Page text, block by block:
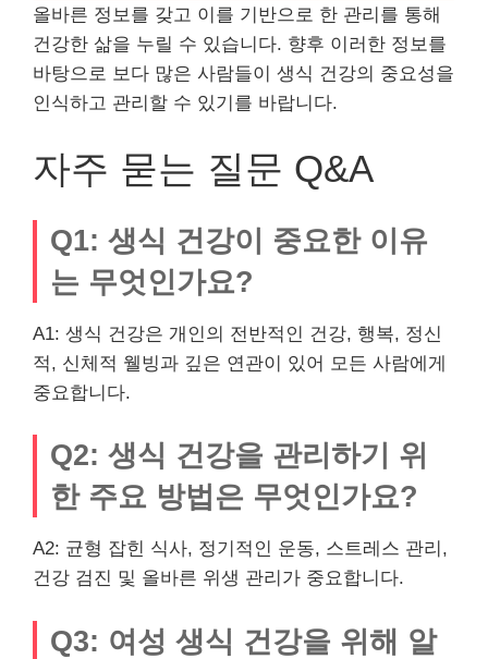
올바른 정보를 갖고 이를 기반으로 한 관리를 통해
건강한 삶을 누릴 수 있습니다. 향후 이러한 정보를
바탕으로 보다 많은 사람들이 생식 건강의 중요성을
인식하고 관리할 수 있기를 바랍니다.
자주 묻는 질문 Q&A
Q1: 생식 건강이 중요한 이유
는 무엇인가요?
A1: 생식 건강은 개인의 전반적인 건강, 행복, 정신
적, 신체적 웰빙과 깊은 연관이 있어 모든 사람에게
중요합니다.
Q2: 생식 건강을 관리하기 위
한 주요 방법은 무엇인가요?
A2: 균형 잡힌 식사, 정기적인 운동, 스트레스 관리,
건강 검진 및 올바른 위생 관리가 중요합니다.
Q3: 여성 생식 건강을 위해 알